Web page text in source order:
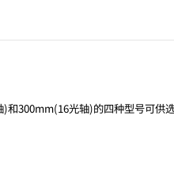
和300mm(16光轴)的四种型号可供